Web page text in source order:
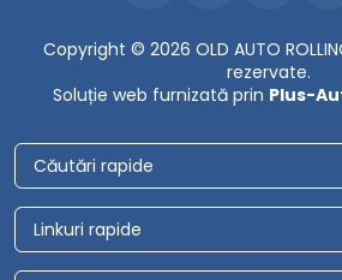
Copyright © 2026 OLD AUTO
rezervate.
Soluție web furnizată prin Plus-
Căutări rapide
Linkuri rapide